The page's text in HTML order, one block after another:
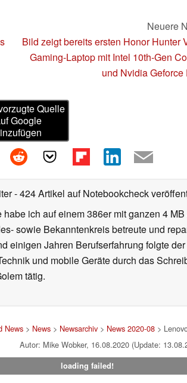
Neuere
Bild zeigt bereits ersten Honor Hunter
Gaming-Laptop mit Intel 10th-Gen
und Nvidia Geforce
Quelle
Google
- 424 Artikel auf Notebookcheck
habe ich auf einem 386er mit ganzen 4
sowie Bekanntenkreis betreute und
einigen Jahren Berufserfahrung folgte
und mobile Geräte durch das
tätig.
News> News> Newsarchiv> News 2020-08>
Autor: Mike Wobker, 16.08.2020 (Update:
loading failed!